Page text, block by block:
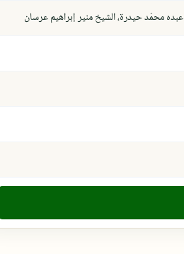
محمّد حيدرة، الشيخ منير إبراهيم عرسان